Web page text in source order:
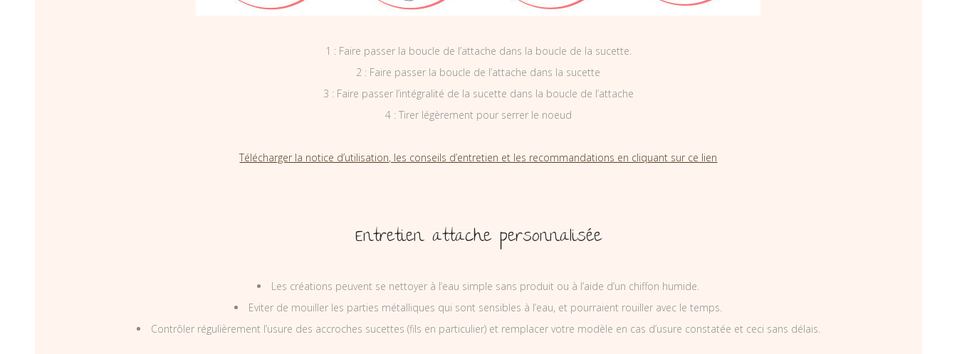
1 : Faire passer la boucle de l’attache dans la boucle de la sucette.
2 : Faire passer la boucle de l’attache dans la sucette
3 : Faire passer l’intégralité de la sucette dans la boucle de l’attache
4 : Tirer légèrement pour serrer le noeud
Télécharger la notice d’utilisation, les conseils d’entretien et les recommandations en cliquant sur ce lien
Entretien attache personnalisée
Les créations peuvent se nettoyer à l’eau simple sans produit ou à l’aide d’un chiffon humide.
Eviter de mouiller les parties métalliques qui sont sensibles à l’eau, et pourraient rouiller avec le temps.
Contrôler régulièrement l’usure des accroches sucettes (fils en particulier) et remplacer votre modèle en cas d’usure constatée et ceci sans délais.